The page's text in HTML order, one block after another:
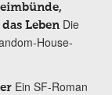
Leben Die
House-
Ein SF-Roman